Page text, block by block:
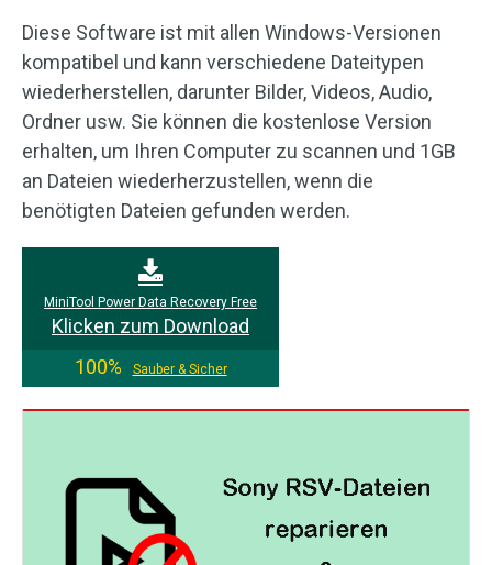
Diese Software ist mit allen Windows-Versionen
kompatibel und kann verschiedene Dateitypen
wiederherstellen, darunter Bilder, Videos, Audio,
Ordner usw. Sie können die kostenlose Version
erhalten, um Ihren Computer zu scannen und 1GB
an Dateien wiederherzustellen, wenn die
benötigten Dateien gefunden werden.
MiniTool Power Data Recovery Free
Klicken zum Download
100%
Sauber & Sicher